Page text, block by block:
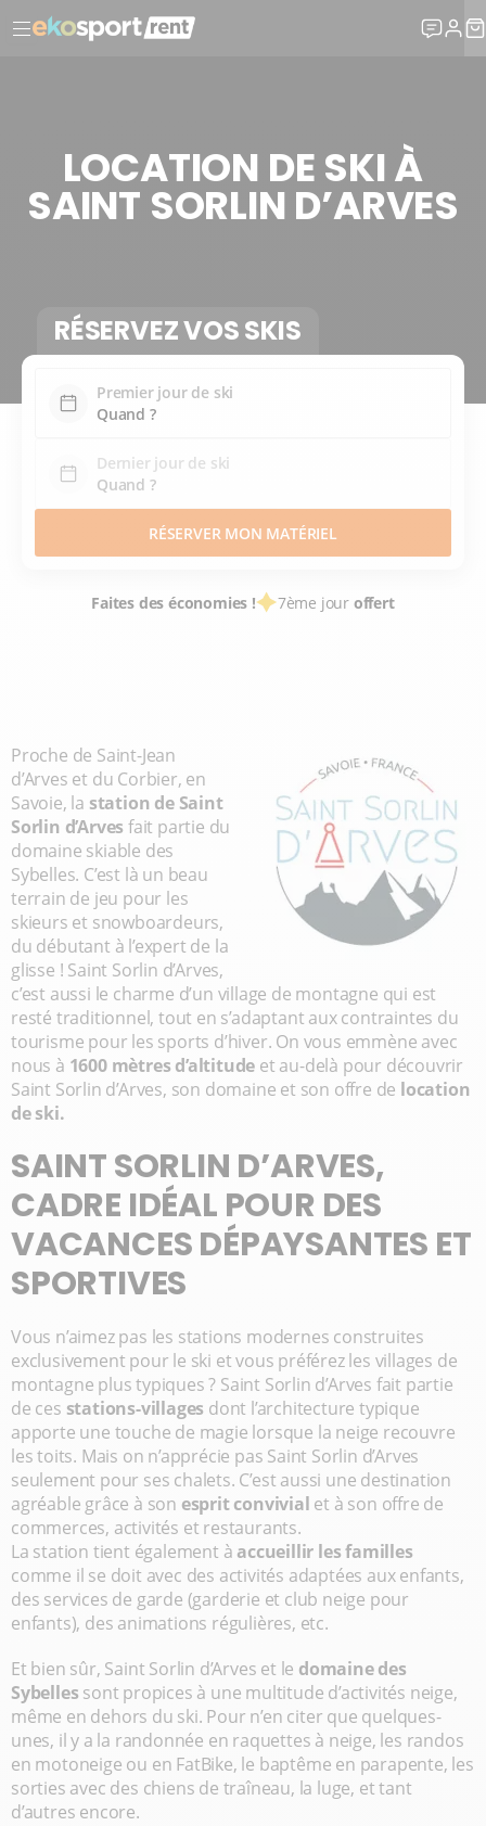
LOCATION DE SKI À
SAINT SORLIN D’ARVES
RÉSERVEZ VOS SKIS
Premier jour de ski
Dernier jour de ski
RÉSERVER MON MATÉRIEL
Faites des économies ! 7ème jour offert
Proche de Saint-Jean
d’Arves et du Corbier, en
Savoie, la station de Saint
Sorlin d’Arves fait partie du
domaine skiable des
Sybelles. C’est là un beau
terrain de jeu pour les
skieurs et snowboardeurs,
du débutant à l’expert de la
glisse ! Saint Sorlin d’Arves,
c’est aussi le charme d’un village de montagne qui est
resté traditionnel, tout en s’adaptant aux contraintes du
tourisme pour les sports d’hiver. On vous emmène avec
nous à 1600 mètres d’altitude et au-delà pour découvrir
Saint Sorlin d’Arves, son domaine et son offre de location
de ski.
SAINT SORLIN D’ARVES,
CADRE IDÉAL POUR DES
VACANCES DÉPAYSANTES ET
SPORTIVES
Vous n’aimez pas les stations modernes construites
exclusivement pour le ski et vous préférez les villages de
montagne plus typiques ? Saint Sorlin d’Arves fait partie
de ces stations-villages dont l’architecture typique
apporte une touche de magie lorsque la neige recouvre
les toits. Mais on n’apprécie pas Saint Sorlin d’Arves
seulement pour ses chalets. C’est aussi une destination
agréable grâce à son esprit convivial et à son offre de
commerces, activités et restaurants.
La station tient également à accueillir les familles
comme il se doit avec des activités adaptées aux enfants,
des services de garde (garderie et club neige pour
enfants), des animations régulières, etc.
Et bien sûr, Saint Sorlin d’Arves et le domaine des
Sybelles sont propices à une multitude d’activités neige,
même en dehors du ski. Pour n’en citer que quelques-
unes, il y a la randonnée en raquettes à neige, les randos
en motoneige ou en FatBike, le baptême en parapente, les
sorties avec des chiens de traîneau, la luge, et tant
d’autres encore.